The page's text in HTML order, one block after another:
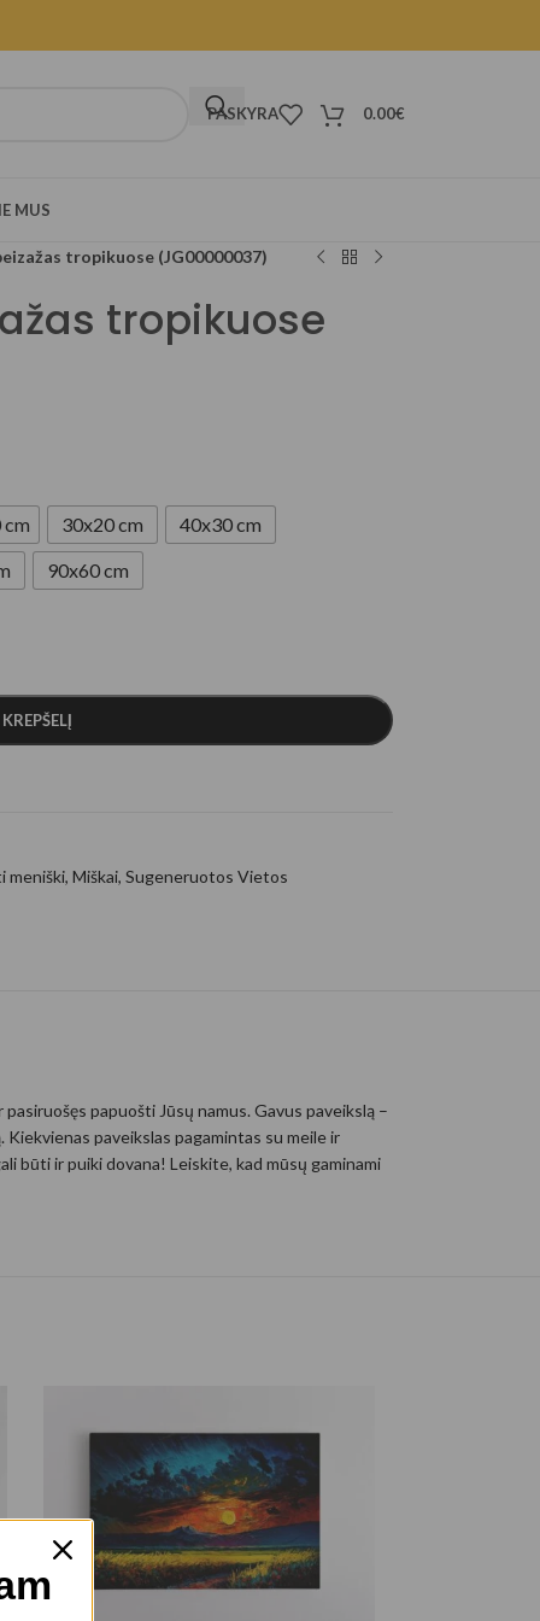
PASKYRA 0.00€
MUS
tropikuose (JG00000037)
tropikuose
cm 30x20 cm
40x30 cm
90x60 cm
KREPŠELĮ
meniški, Miškai, Sugeneruotos Vietos
papuošti Jūsų namus. Gavus paveikslą –
paveikslas pagamintas su meile ir
būti ir puiki dovana! Leiskite, kad mūsų gaminami